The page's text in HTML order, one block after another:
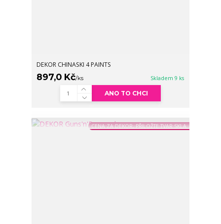
DEKOR CHINASKI 4 PAINTS
897,0 Kč/ks Skladem 9 ks
ANO TO CHCI
CENA ZA DEKOR, PŘILOŽTE TVAR SKLA